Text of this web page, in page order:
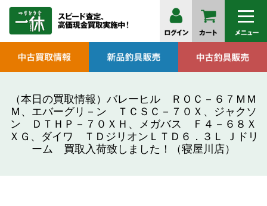
（本日の買取情報）バレーヒル ＲＯＣ－６７ＭＭ
Ｍ、エバーグリ－ン ＴＣＳＣ－７０Ｘ、ジャクソ
ン ＤＴＨＰ－７０ＸＨ、メガバス Ｆ４－６８Ｘ
ＸＧ、ダイワ ＴＤジリオンＬＴＤ６．３Ｌ Ｊドリ
ーム 買取入荷致しました！（寝屋川店）